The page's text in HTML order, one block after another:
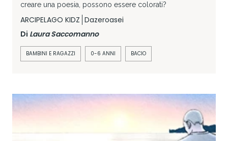
creare una poesia, possono essere colorati?
ARCIPELAGO KIDZ Dazeroasei
Di Laura Saccomanno
BAMBINI E RAGAZZI 0-6 ANNI BACIO